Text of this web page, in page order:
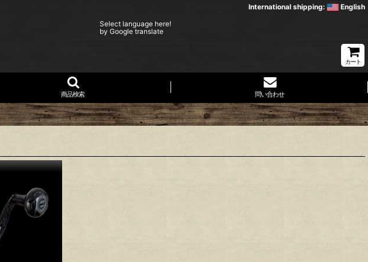
International shipping: English
Select language here!
by Google translate
カート
商品検索 問い合わせ